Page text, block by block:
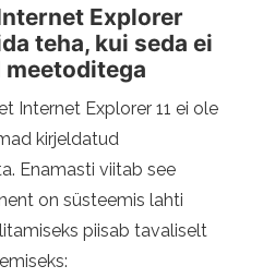
Explorer
teha, kui seda ei
Internet Explorer 11 ei ole
kirjeldatud
Enamasti viitab see
on süsteemis lahti
piisab tavaliselt